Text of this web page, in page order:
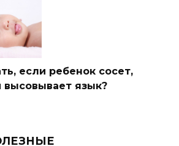
если ребенок сосет,
высовывает язык?